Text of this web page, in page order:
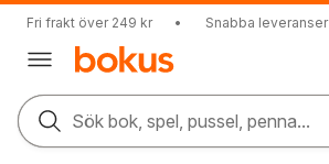
Fri frakt över 249 kr • Snabba leveranser
Sök bok, spel, pussel, penna...